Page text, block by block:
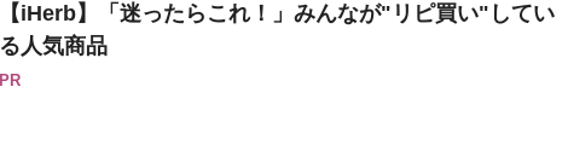
【iHerb】「迷ったらこれ！」みんなが"リピ買い"してい
る人気商品
PR